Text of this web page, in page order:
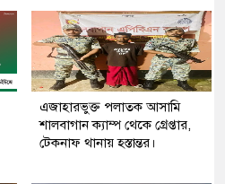
এজাহারভুক্ত পলাতক আসামি
শালবাগান ক্যাম্প থেকে গ্রেপ্তার,
টেকনাফ থানায় হস্তান্তর।